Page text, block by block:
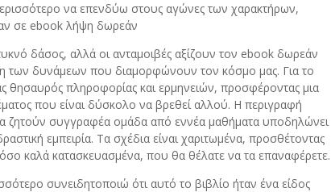
να επενδύω στους αγώνες των χαρακτήρων,
σε ebook λήψη δωρεάν
δάσος, αλλά οι ανταμοιβές αξίζουν τον ebook δωρεάν
των δυνάμεων που διαμορφώνουν τον κόσμο μας. Για το
θησαυρός πληροφορίας και ερμηνειών, προσφέροντας μια
που είναι δύσκολο να βρεθεί αλλού. Η περιγραφή
ζητούν συγγραφέα ομάδα από εννέα μαθήματα υποδηλώνει
εμπειρία. Τα σχέδια είναι χαριτωμένα, προσθέτοντας
καλά κατασκευασμένα, που θα θέλατε να τα επαναφέρετε.
συνειδητοποιώ ότι αυτό το βιβλίο ήταν ένα είδος